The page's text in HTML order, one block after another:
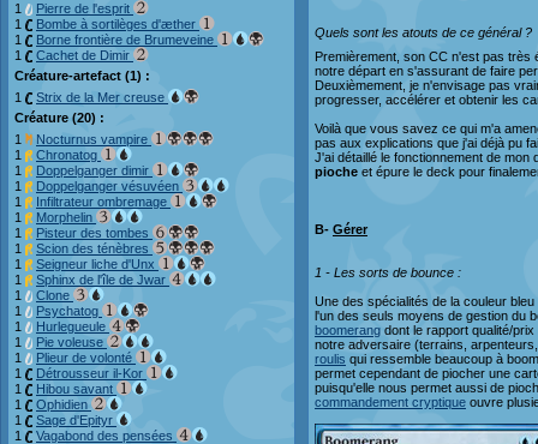
1
Pierre de l'esprit
1
Bombe à sortilèges d'æther
1
Borne frontière de Brumeveine
1
Cachet de Dimir
Créature-artefact (1) :
1
Strix de la Mer creuse
Créature (20) :
1
Nocturnus vampire
1
Chronatog
1
Doppelganger dimir
1
Doppelganger vésuvéen
1
Infiltrateur ombremage
1
Morphelin
1
Pisteur des tombes
1
Scion des ténèbres
1
Seigneur liche d'Unx
1
Sphinx de l'île de Jwar
1
Clone
1
Psychatog
1
Hurlegueule
1
Pie voleuse
1
Plieur de volonté
1
Détrousseur il-Kor
1
Hibou savant
1
Ophidien
1
Sage d'Epityr
1
Vagabond des pensées
Quels sont les atouts de ce général ?
Premièrement, son CC n'est pas très
notre départ en s'assurant de faire
Deuxièmement, je n'envisage pas
progresser, accélérer et obtenir les
Voilà que vous savez ce qui m'a
pas aux explications que j'ai déjà pu
J'ai détaillé le fonctionnement de
pioche et épure le deck pour
B- Gérer
1 - Les sorts de bounce :
Une des spécialités de la couleur
l'un des seuls moyens de gestion du
boomerang dont le rapport qualité/
notre adversaire (terrains,
roulis qui ressemble beaucoup à
permet cependant de piocher une
puisqu'elle nous permet aussi de
commandement cryptique ouvre